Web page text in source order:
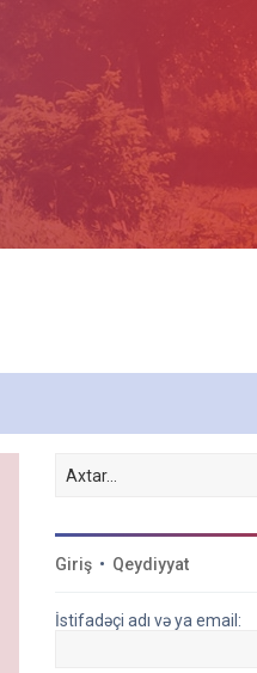
Giriş • Qeydiyyat
İstifadəçi adı və ya email: